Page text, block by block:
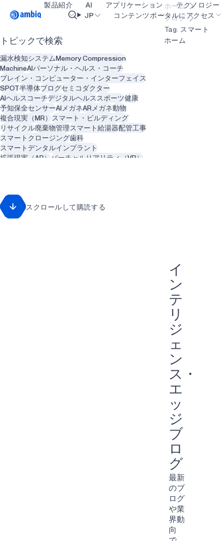
製品紹介 AI アプリケーション
インダストリアル・エッジ
スマート・リモコン
スマートホームとビル
スマートカード
ゲーミング
テクノロジー
JP コンテンツポータルにアクセス
ホーム
ブログ
Tag: スマート
ホーム
イ
ン
テ
リ
ジ
ェ
ン
ス・
エ
ッ
ジ
ブ
ロ
グ
最新
のブ
ログ
や業
界動
向
トピックで検索
漏水検知システムMemory Compression
MachineAIパーソナル・ヘルス・コーチ
ブレイン・コンピューター・インターフェイス
SPOT半導体ブログセミコダクター
AIヘルスコーチデジタルヘルス スポーツ健康
予知保全センサーAIメガネARメガネ動物
複合現実（MR）
スマート・ビルディング
リサイクル廃棄物管理スマート給湯器配管工事
スマートクロージング歯科
スマートデンタルインプラント
拡張現実（AR）
バーチャルリアリティ（VR）
回転数再生可能エネルギー
クリーン・エネルギー持続可能性
アグテック
スクロールして購読する
Video title